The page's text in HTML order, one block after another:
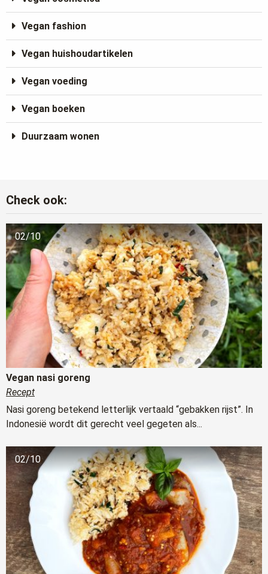
Vegan fashion
Vegan huishoudartikelen
Vegan voeding
Vegan boeken
Duurzaam wonen
Check ook:
02/10
Vegan nasi goreng
Recept
Nasi goreng betekend letterlijk vertaald “gebakken rijst”. In
Indonesië wordt dit gerecht veel gegeten als...
02/10